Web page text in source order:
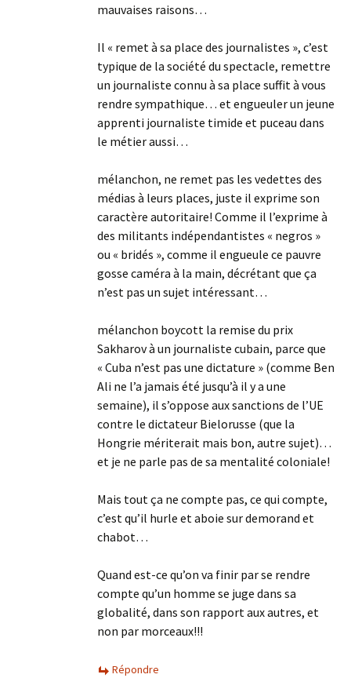
mauvaises raisons…
Il « remet à sa place des journalistes », c’est
typique de la société du spectacle, remettre
un journaliste connu à sa place suffit à vous
rendre sympathique… et engueuler un jeune
apprenti journaliste timide et puceau dans
le métier aussi…
mélanchon, ne remet pas les vedettes des
médias à leurs places, juste il exprime son
caractère autoritaire! Comme il l’exprime à
des militants indépendantistes « negros »
ou « bridés », comme il engueule ce pauvre
gosse caméra à la main, décrétant que ça
n’est pas un sujet intéressant…
mélanchon boycott la remise du prix
Sakharov à un journaliste cubain, parce que
« Cuba n’est pas une dictature » (comme Ben
Ali ne l’a jamais été jusqu’à il y a une
semaine), il s’oppose aux sanctions de l’UE
contre le dictateur Bielorusse (que la
Hongrie mériterait mais bon, autre sujet)…
et je ne parle pas de sa mentalité coloniale!
Mais tout ça ne compte pas, ce qui compte,
c’est qu’il hurle et aboie sur demorand et
chabot…
Quand est-ce qu’on va finir par se rendre
compte qu’un homme se juge dans sa
globalité, dans son rapport aux autres, et
non par morceaux!!!
Répondre